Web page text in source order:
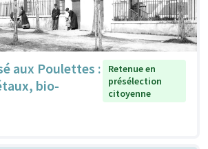
aux Poulettes :
bio-
Retenue en
présélection
citoyenne